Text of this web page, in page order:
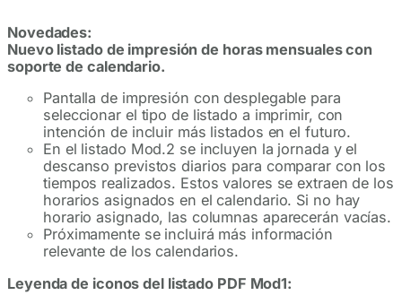
Novedades:
Nuevo listado de impresión de horas mensuales con
soporte de calendario.
Pantalla de impresión con desplegable para
seleccionar el tipo de listado a imprimir, con
intención de incluir más listados en el futuro.
En el listado Mod.2 se incluyen la jornada y el
descanso previstos diarios para comparar con los
tiempos realizados. Estos valores se extraen de los
horarios asignados en el calendario. Si no hay
horario asignado, las columnas aparecerán vacías.
Próximamente se incluirá más información
relevante de los calendarios.
Leyenda de iconos del listado PDF Mod1: